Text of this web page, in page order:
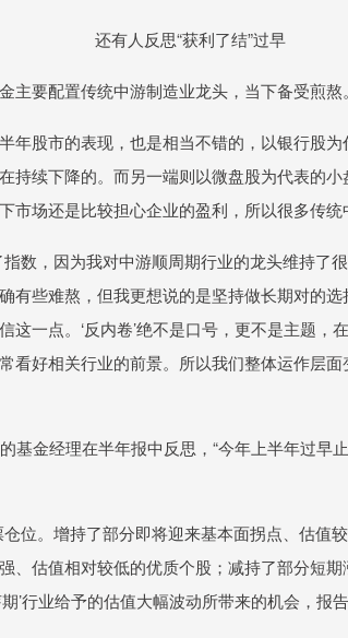
还有人反思“获利了结”过早
主要配置传统中游制造业龙头，当下备受煎熬。
年股市的表现，也是相当不错的，以银行股
持续下降的。而另一端则以微盘股为代表的
市场还是比较担心企业的盈利，所以很多传统
数，因为我对中游顺周期行业的龙头维持了
有些难熬，但我更想说的是坚持做长期对的
这一点。‘反内卷’绝不是口号，更不是主题，
看好相关行业的前景。所以我们整体运作层
基金经理在半年报中反思，“今年上半年过早
位。增持了部分即将迎来基本面拐点、估值
、估值相对较低的优质个股；减持了部分短
’行业给予的估值大幅波动所带来的机会，报